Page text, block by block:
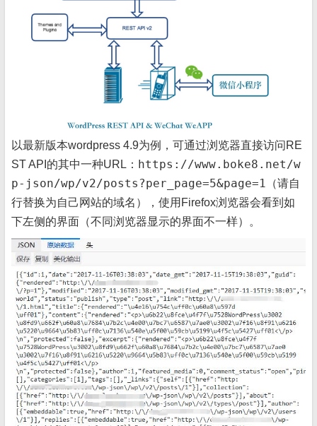
以最新版本wordpress 4.9为例，可通过浏览器直接访问RE
ST API的其中一种URL： https://www.boke8.net/w
p-json/wp/v2/posts?per_page=5&page=1
（请自
行替换为自己网站的域名），使用Firefox浏览器会看到如
下左侧的界面（不同浏览器显示的界面不一样）。